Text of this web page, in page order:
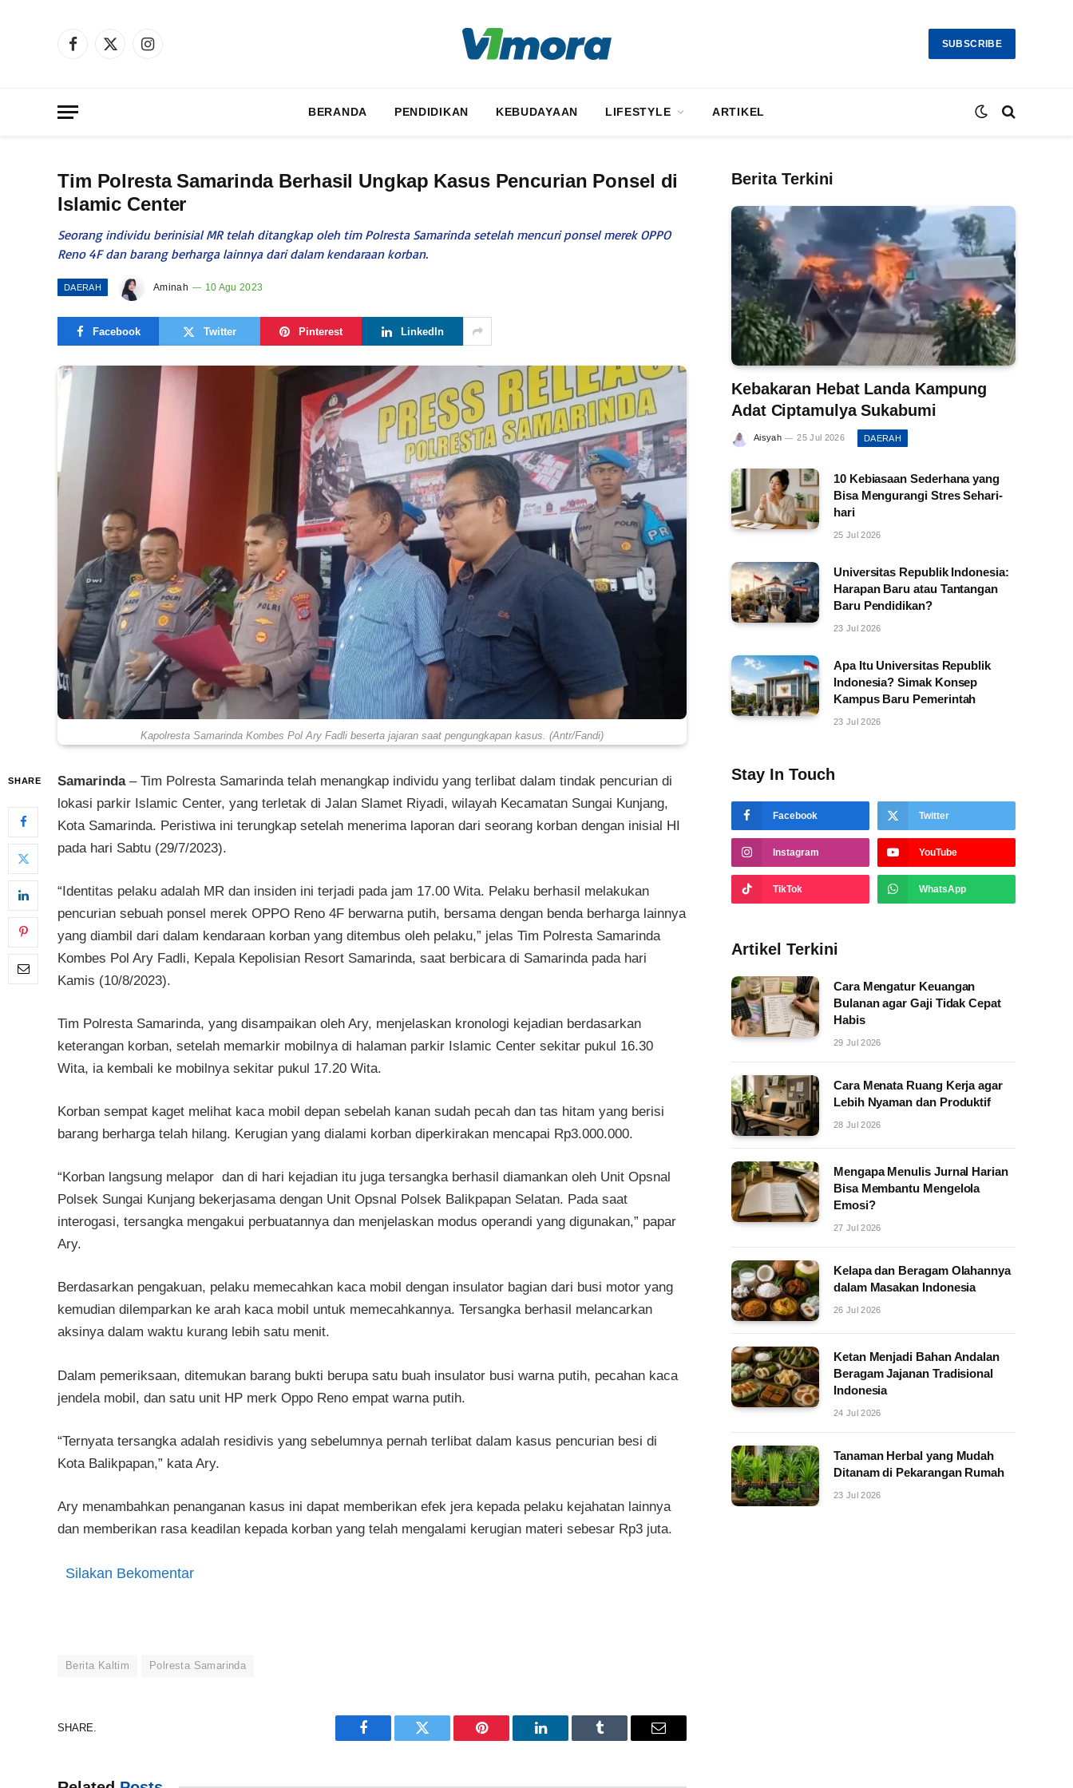
Facebook
X
Instagram
SUBSCRIBE
BERANDA PENDIDIKAN KEBUDAYAAN LIFESTYLE ARTIKEL
Tim Polresta Samarinda Berhasil Ungkap Kasus Pencurian Ponsel di
Islamic Center
Seorang individu berinisial MR telah ditangkap oleh tim Polresta Samarinda setelah mencuri ponsel merek OPPO
Reno 4F dan barang berharga lainnya dari dalam kendaraan korban.
DAERAH Aminah 10 Agu 2023
Facebook Twitter Pinterest LinkedIn
Kapolresta Samarinda Kombes Pol Ary Fadli beserta jajaran saat pengungkapan kasus. (Antr/Fandi)
SHARE Samarinda– Tim Polresta Samarinda telah menangkap individu yang terlibat dalam tindak pencurian di
lokasi parkir Islamic Center, yang terletak di Jalan Slamet Riyadi, wilayah Kecamatan Sungai Kunjang,
Kota Samarinda. Peristiwa ini terungkap setelah menerima laporan dari seorang korban dengan inisial HI
pada hari Sabtu (29/7/2023).
“Identitas pelaku adalah MR dan insiden ini terjadi pada jam 17.00 Wita. Pelaku berhasil melakukan
pencurian sebuah ponsel merek OPPO Reno 4F berwarna putih, bersama dengan benda berharga lainnya
yang diambil dari dalam kendaraan korban yang ditembus oleh pelaku,” jelas Tim Polresta Samarinda
Kombes Pol Ary Fadli, Kepala Kepolisian Resort Samarinda, saat berbicara di Samarinda pada hari
Kamis (10/8/2023).
Tim Polresta Samarinda, yang disampaikan oleh Ary, menjelaskan kronologi kejadian berdasarkan
keterangan korban, setelah memarkir mobilnya di halaman parkir Islamic Center sekitar pukul 16.30
Wita, ia kembali ke mobilnya sekitar pukul 17.20 Wita.
Korban sempat kaget melihat kaca mobil depan sebelah kanan sudah pecah dan tas hitam yang berisi
barang berharga telah hilang. Kerugian yang dialami korban diperkirakan mencapai Rp3.000.000.
“Korban langsung melapor dan di hari kejadian itu juga tersangka berhasil diamankan oleh Unit Opsnal
Polsek Sungai Kunjang bekerjasama dengan Unit Opsnal Polsek Balikpapan Selatan. Pada saat
interogasi, tersangka mengakui perbuatannya dan menjelaskan modus operandi yang digunakan,” papar
Ary.
Berdasarkan pengakuan, pelaku memecahkan kaca mobil dengan insulator bagian dari busi motor yang
kemudian dilemparkan ke arah kaca mobil untuk memecahkannya. Tersangka berhasil melancarkan
aksinya dalam waktu kurang lebih satu menit.
Dalam pemeriksaan, ditemukan barang bukti berupa satu buah insulator busi warna putih, pecahan kaca
jendela mobil, dan satu unit HP merk Oppo Reno empat warna putih.
“Ternyata tersangka adalah residivis yang sebelumnya pernah terlibat dalam kasus pencurian besi di
Kota Balikpapan,” kata Ary.
Ary menambahkan penanganan kasus ini dapat memberikan efek jera kepada pelaku kejahatan lainnya
dan memberikan rasa keadilan kepada korban yang telah mengalami kerugian materi sebesar Rp3 juta.
Silakan Bekomentar
Berita Kaltim Polresta Samarinda
SHARE.
Facebook Twitter Pinterest LinkedIn Tumblr Email
Berita Terkini
Kebakaran Hebat Landa Kampung
Adat Ciptamulya Sukabumi
Aisyah 25 Jul 2026 DAERAH
10 Kebiasaan Sederhana yang
Bisa Mengurangi Stres Sehari-
hari
25 Jul 2026
Universitas Republik Indonesia:
Harapan Baru atau Tantangan
Baru Pendidikan?
23 Jul 2026
Apa Itu Universitas Republik
Indonesia? Simak Konsep
Kampus Baru Pemerintah
23 Jul 2026
Stay In Touch
Facebook Twitter
Instagram YouTube
TikTok WhatsApp
Artikel Terkini
Cara Mengatur Keuangan
Bulanan agar Gaji Tidak Cepat
Habis
29 Jul 2026
Cara Menata Ruang Kerja agar
Lebih Nyaman dan Produktif
28 Jul 2026
Mengapa Menulis Jurnal Harian
Bisa Membantu Mengelola
Emosi?
27 Jul 2026
Kelapa dan Beragam Olahannya
dalam Masakan Indonesia
26 Jul 2026
Ketan Menjadi Bahan Andalan
Beragam Jajanan Tradisional
Indonesia
24 Jul 2026
Tanaman Herbal yang Mudah
Ditanam di Pekarangan Rumah
23 Jul 2026